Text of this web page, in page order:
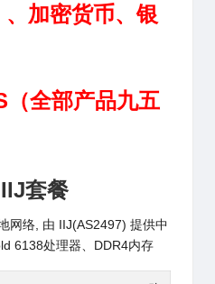
加密货币、银
（全部产品九五
套餐
网络, 由 IIJ(AS2497) 提供中
6138处理器、DDR4内存